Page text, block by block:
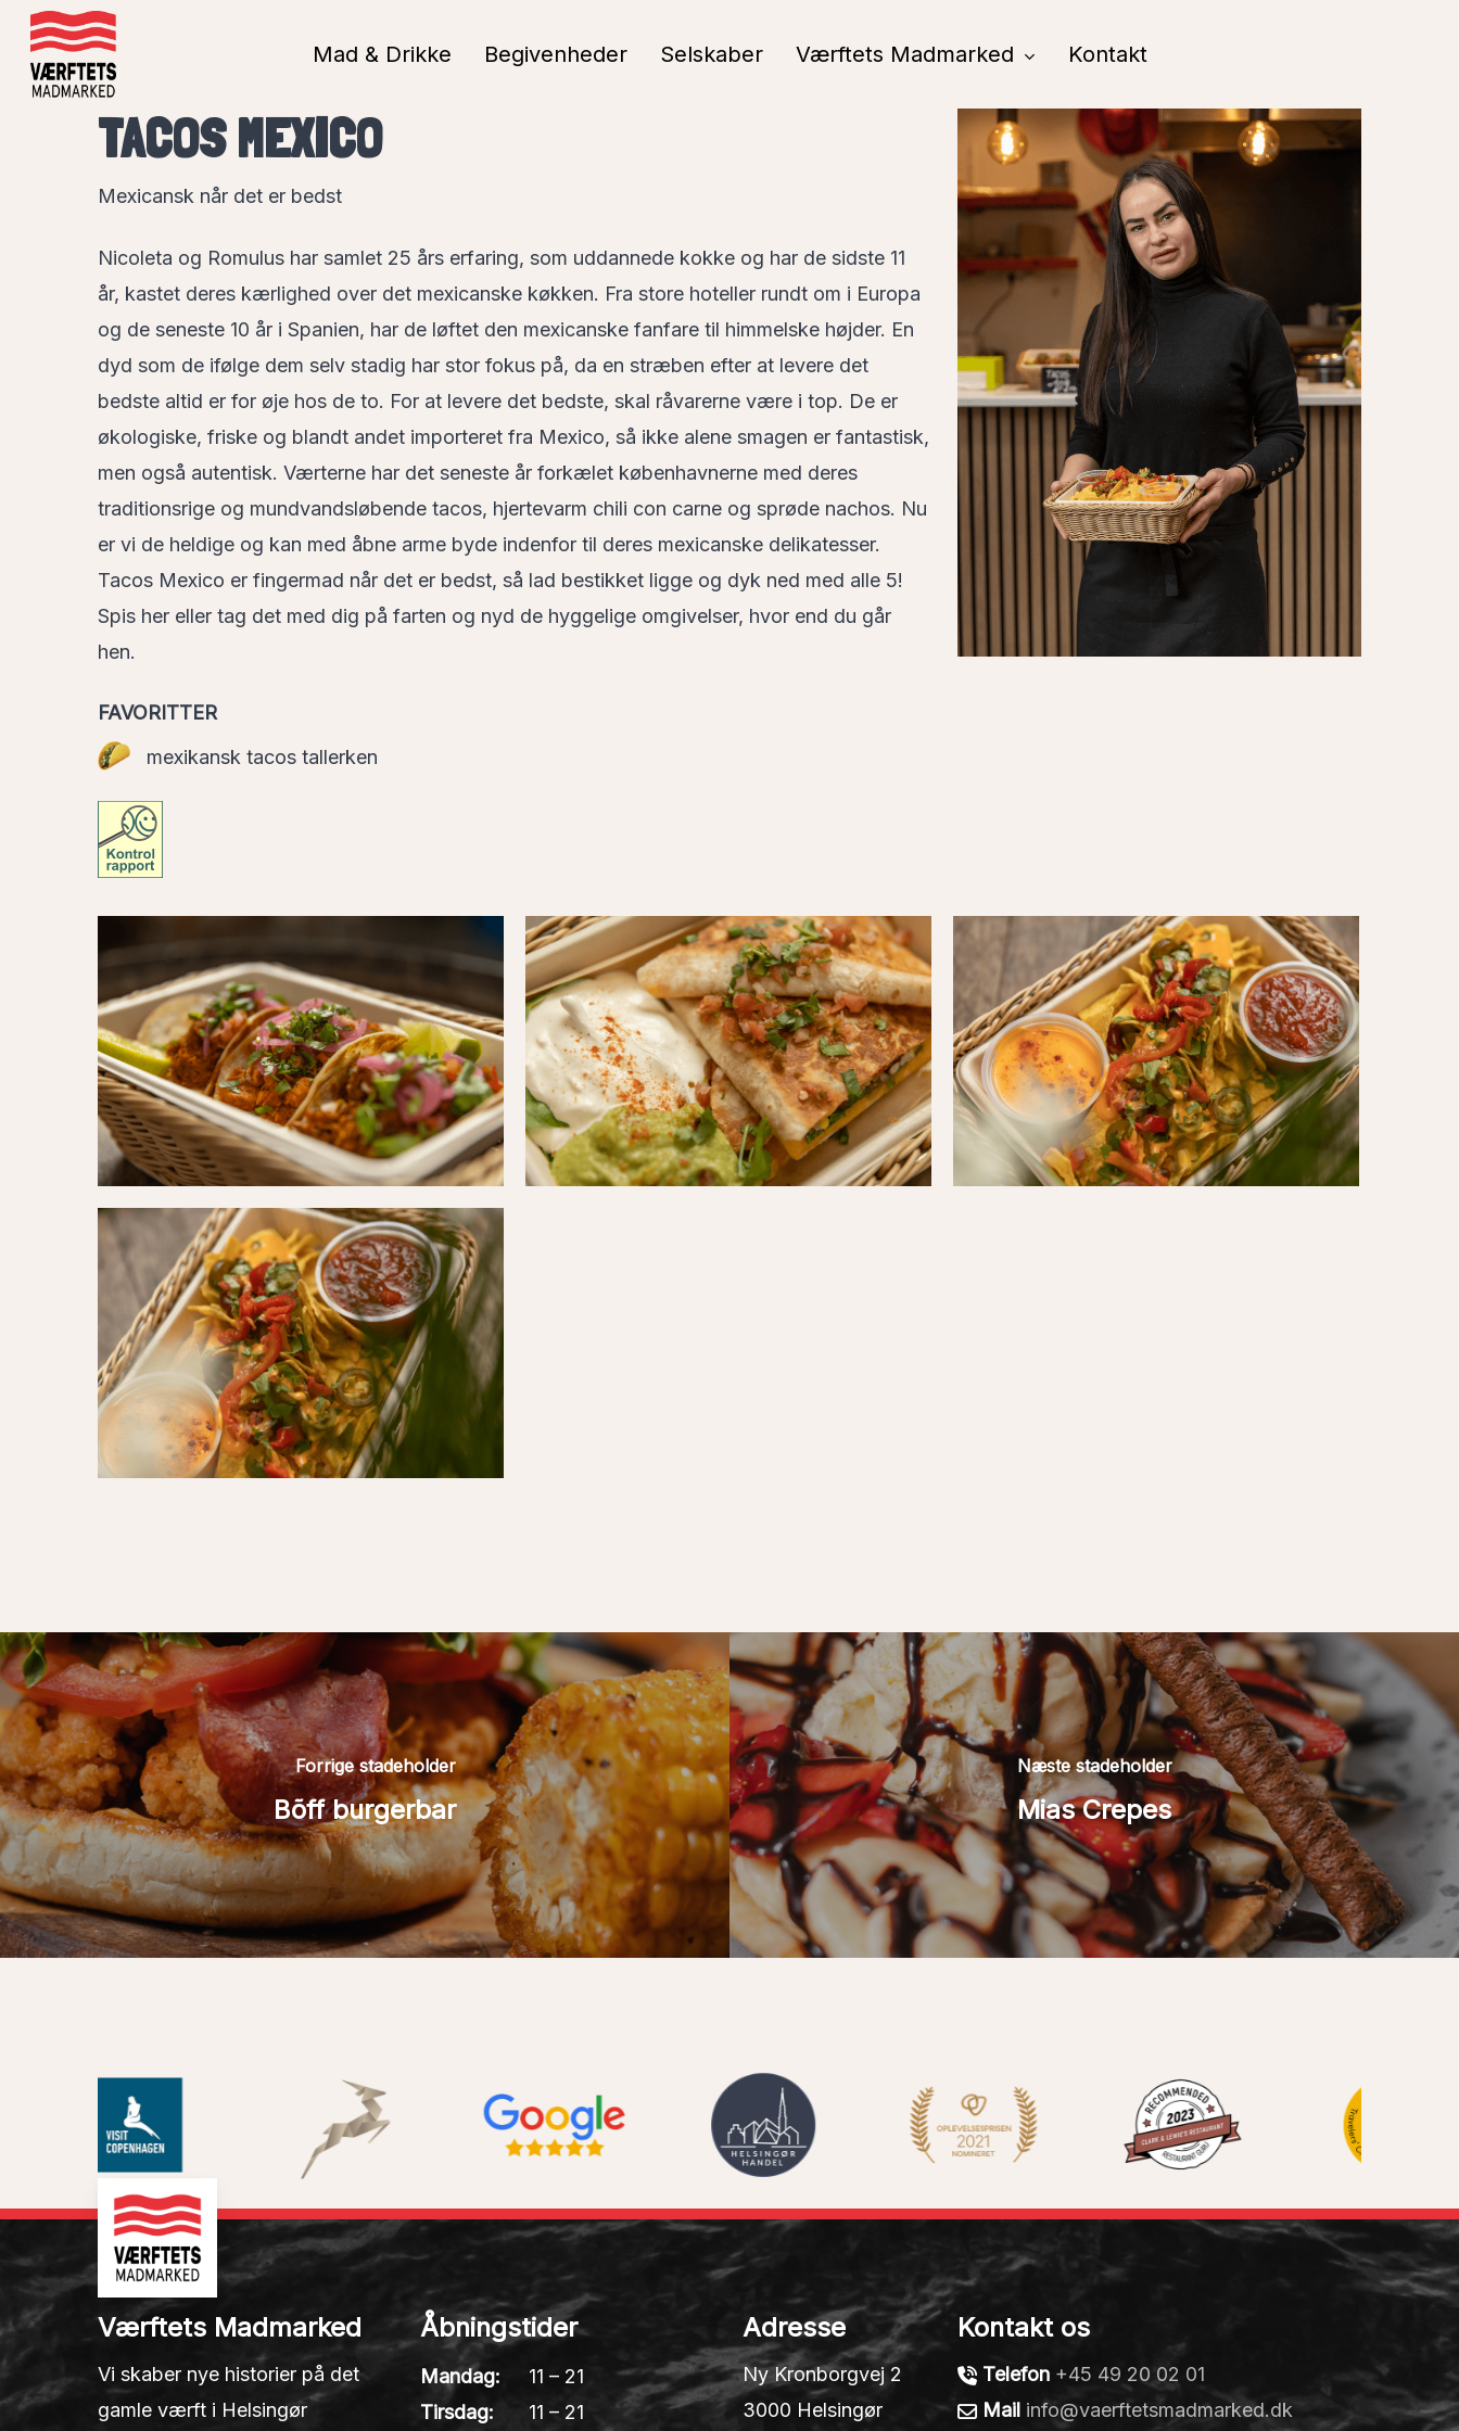
Skip
main
Mad & Drikke Begivenheder Selskaber Værftets Madmarked Kontakt
TACOS MEXICO
Mexicansk når det er bedst
Nicoleta og Romulus har samlet 25 års erfaring, som uddannede kokke og har de sidste 11
år, kastet deres kærlighed over det mexicanske køkken. Fra store hoteller rundt om i Europa
og de seneste 10 år i Spanien, har de løftet den mexicanske fanfare til himmelske højder. En
dyd som de ifølge dem selv stadig har stor fokus på, da en stræben efter at levere det
bedste altid er for øje hos de to. For at levere det bedste, skal råvarerne være i top. De er
økologiske, friske og blandt andet importeret fra Mexico, så ikke alene smagen er fantastisk,
men også autentisk. Værterne har det seneste år forkælet københavnerne med deres
traditionsrige og mundvandsløbende tacos, hjertevarm chili con carne og sprøde nachos. Nu
er vi de heldige og kan med åbne arme byde indenfor til deres mexicanske delikatesser.
Tacos Mexico er fingermad når det er bedst, så lad bestikket ligge og dyk ned med alle 5!
Spis her eller tag det med dig på farten og nyd de hyggelige omgivelser, hvor end du går
hen.
FAVORITTER
mexikansk tacos tallerken
Tacos03
(1)
Tacos02
(1)
Tacos01
Forrige stadeholder
Bõff burgerbar
Næste stadeholder
Mias Crepes
Værftets Madmarked
Vi skaber nye historier på det
gamle værft i Helsingør
Åbningstider
Mandag:
11 – 21
Tirsdag:
11 – 21
Adresse
Ny Kronborgvej 2
3000 Helsingør
Kontakt os
Telefon +45 49 20 02 01
Mail info@vaerftetsmadmarked.dk